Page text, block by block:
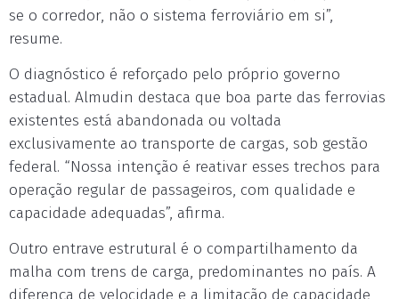
se o corredor, não o sistema ferroviário em si”,
resume.
O diagnóstico é reforçado pelo próprio governo
estadual. Almudin destaca que boa parte das ferrovias
existentes está abandonada ou voltada
exclusivamente ao transporte de cargas, sob gestão
federal. “Nossa intenção é reativar esses trechos para
operação regular de passageiros, com qualidade e
capacidade adequadas”, afirma.
Outro entrave estrutural é o compartilhamento da
malha com trens de carga, predominantes no país. A
diferença de velocidade e a limitação de capacidade